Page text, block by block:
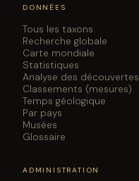
DONNÉES
Tous les taxons
Recherche globale
Carte mondiale
Statistiques
Analyse des découvertes
Classements (mesures)
Temps géologique
Par pays
Musées
Glossaire
ADMINISTRATION